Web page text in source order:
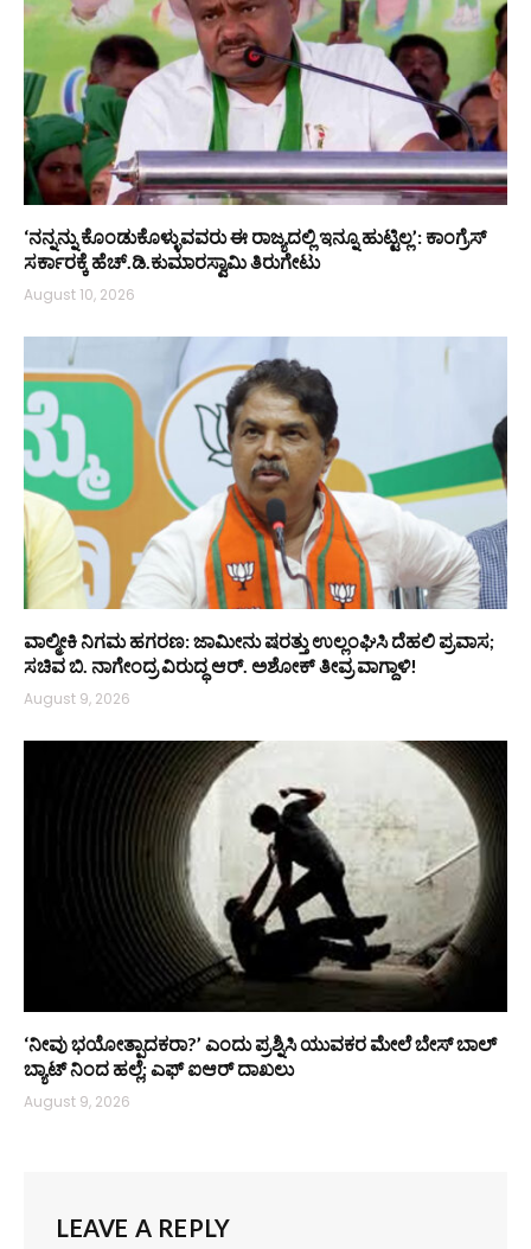
‘ನನ್ನನ್ನು ಕೊಂಡುಕೊಳ್ಳುವವರು ಈ ರಾಜ್ಯದಲ್ಲಿ ಇನ್ನೂ ಹುಟ್ಟಿಲ್ಲ’: ಕಾಂಗ್ರೆಸ್
ಸರ್ಕಾರಕ್ಕೆ ಹೆಚ್.ಡಿ.ಕುಮಾರಸ್ವಾಮಿ ತಿರುಗೇಟು
August 10, 2026
ವಾಲ್ಮೀಕಿ ನಿಗಮ ಹಗರಣ: ಜಾಮೀನು ಷರತ್ತು ಉಲ್ಲಂಘಿಸಿ ದೆಹಲಿ ಪ್ರವಾಸ;
ಸಚಿವ ಬಿ. ನಾಗೇಂದ್ರ ವಿರುದ್ಧ ಆರ್. ಅಶೋಕ್ ತೀವ್ರ ವಾಗ್ದಾಳಿ!
August 9, 2026
‘ನೀವು ಭಯೋತ್ಪಾದಕರಾ?’ ಎಂದು ಪ್ರಶ್ನಿಸಿ ಯುವಕರ ಮೇಲೆ ಬೇಸ್‌ ಬಾಲ್
ಬ್ಯಾಟ್‌ ನಿಂದ ಹಲ್ಲೆ; ಎಫ್‌ ಐಆರ್ ದಾಖಲು
August 9, 2026
LEAVE A REPLY